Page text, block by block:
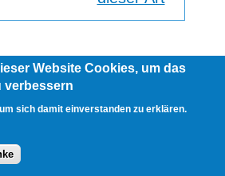
Anmelden
Website Cookies, um das
verbessern
sich damit einverstanden zu erklären.